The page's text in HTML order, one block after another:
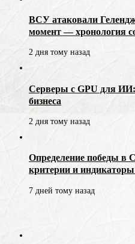
ВСУ атаковали
момент — хронология
2 дня тому назад
Серверы с GPU для
бизнеса
2 дня тому назад
Определение победы
критерии и индикаторы
7 дней тому назад